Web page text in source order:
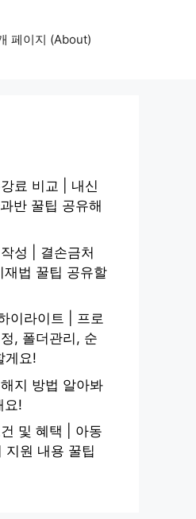
페이지 (About)
료 비교 | 내신
반 꿀팁 공유해
성 | 결손금처
재법 꿀팁 공유할
이라이트 | 프로
, 폴더관리, 순
게요!
지 방법 알아봐
요!
및 혜택 | 아동
지원 내용 꿀팁